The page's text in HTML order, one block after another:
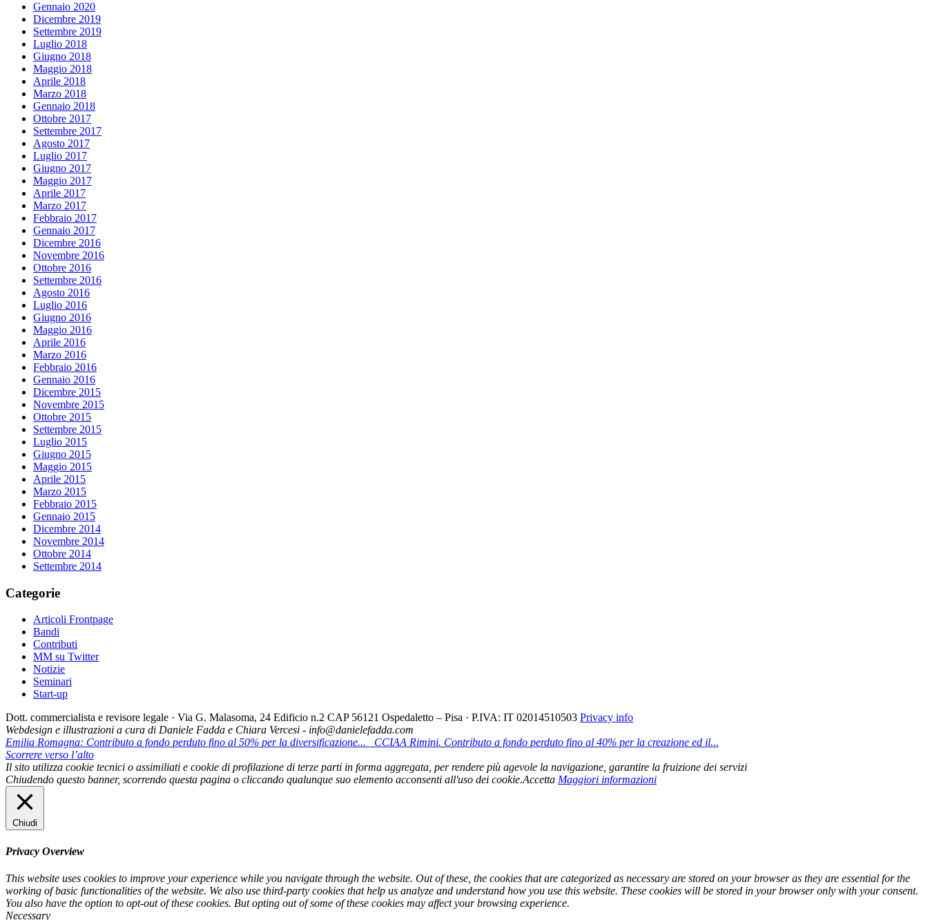
Gennaio 2020
Dicembre 2019
Settembre 2019
Luglio 2018
Giugno 2018
Maggio 2018
Aprile 2018
Marzo 2018
Gennaio 2018
Ottobre 2017
Settembre 2017
Agosto 2017
Luglio 2017
Giugno 2017
Maggio 2017
Aprile 2017
Marzo 2017
Febbraio 2017
Gennaio 2017
Dicembre 2016
Novembre 2016
Ottobre 2016
Settembre 2016
Agosto 2016
Luglio 2016
Giugno 2016
Maggio 2016
Aprile 2016
Marzo 2016
Febbraio 2016
Gennaio 2016
Dicembre 2015
Novembre 2015
Ottobre 2015
Settembre 2015
Luglio 2015
Giugno 2015
Maggio 2015
Aprile 2015
Marzo 2015
Febbraio 2015
Gennaio 2015
Dicembre 2014
Novembre 2014
Ottobre 2014
Settembre 2014
Categorie
Articoli Frontpage
Bandi
Contributi
MM su Twitter
Notizie
Seminari
Start-up
Dott. commercialista e revisore legale · Via G. Malasoma, 24 Edificio n.2 CAP 56121 Ospedaletto – Pisa · P.IVA: IT 02014510503 Privacy info
Webdesign e illustrazioni a cura di Daniele Fadda e Chiara Vercesi - info@danielefadda.com
Emilia Romagna: Contributo a fondo perduto fino al 50% per la diversificazione...
CCIAA Rimini. Contributo a fondo perduto fino al 40% per la creazione ed il...
Scorrere verso l’alto
Il sito utilizza cookie tecnici o assimiliati e cookie di profilazione di terze parti in forma aggregata, per rendere più agevole la navigazione, garantire la fruizione dei servizi
Chiudendo questo banner, scorrendo questa pagina o cliccando qualunque suo elemento acconsenti all'uso dei cookie.Accetta Maggiori informazioni
Chiudi
Privacy Overview
This website uses cookies to improve your experience while you navigate through the website. Out of these, the cookies that are categorized as necessary are stored on your browser as they are essential for the
working of basic functionalities of the website. We also use third-party cookies that help us analyze and understand how you use this website. These cookies will be stored in your browser only with your consent.
You also have the option to opt-out of these cookies. But opting out of some of these cookies may affect your browsing experience.
Necessary